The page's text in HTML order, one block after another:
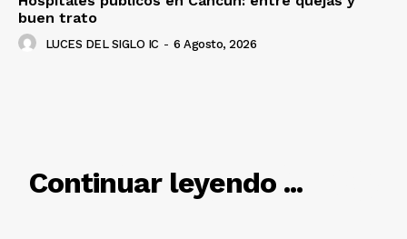
buen trato
LUCES DEL SIGLO IC - 6 Agosto, 2026
Continuar leyendo ...
RELACIONADO